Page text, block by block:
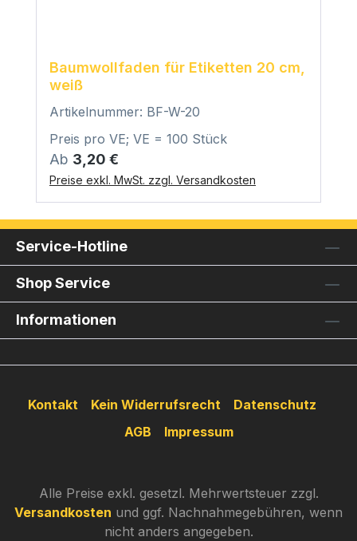
Baumwollfaden für Etiketten 20 cm,
weiß
Artikelnummer: BF-W-20
Preis pro VE; VE = 100 Stück
Regulärer Preis:
Ab 3,20 €
Preise exkl. MwSt. zzgl. Versandkosten
Service-Hotline
Shop Service
Informationen
Kontakt Kein Widerrufsrecht
Datenschutz
AGB
Impressum
Alle Preise exkl. gesetzl. Mehrwertsteuer zzgl.
Versandkosten und ggf. Nachnahmegebühren, wenn
nicht anders angegeben.